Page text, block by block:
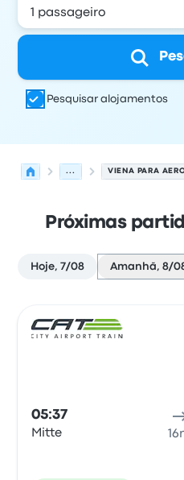
Pesquisar alojamentos
... VIENA PARA
Próximas
Hoje, 7/08 Amanhã, 8/
05:37
Mitte